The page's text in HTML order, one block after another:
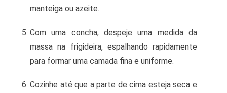
manteiga ou azeite.
Com uma concha, despeje uma medida da
massa na frigideira, espalhando rapidamente
para formar uma camada fina e uniforme.
Cozinhe até que a parte de cima esteja seca e